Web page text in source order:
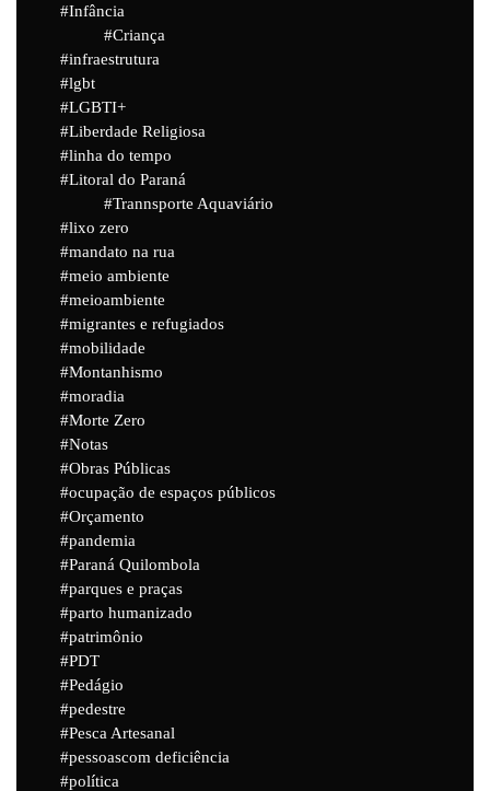
Infância
Criança
infraestrutura
lgbt
LGBTI+
Liberdade Religiosa
linha do tempo
Litoral do Paraná
Trannsporte Aquaviário
lixo zero
mandato na rua
meio ambiente
meioambiente
migrantes e refugiados
mobilidade
Montanhismo
moradia
Morte Zero
Notas
Obras Públicas
ocupação de espaços públicos
Orçamento
pandemia
Paraná Quilombola
parques e praças
parto humanizado
patrimônio
PDT
Pedágio
pedestre
Pesca Artesanal
pessoascom deficiência
política